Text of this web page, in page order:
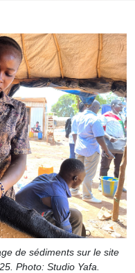
de sédiments sur le site
Photo: Studio Yafa.